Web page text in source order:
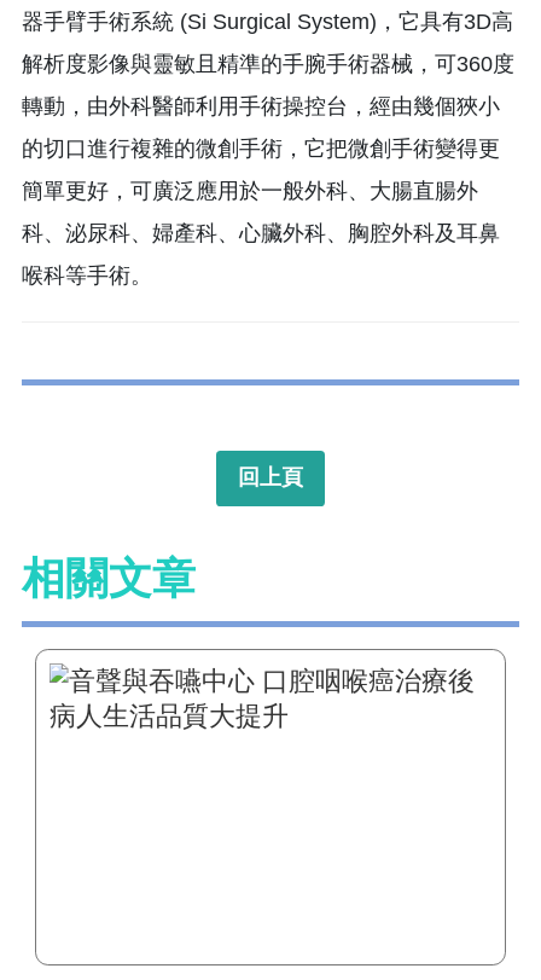
器手臂手術系統 (Si Surgical System)，它具有3D高
解析度影像與靈敏且精準的手腕手術器械，可360度
轉動，由外科醫師利用手術操控台，經由幾個狹小
的切口進行複雜的微創手術，它把微創手術變得更
簡單更好，可廣泛應用於一般外科、大腸直腸外
科、泌尿科、婦產科、心臟外科、胸腔外科及耳鼻
喉科等手術。
回上頁
相關文章